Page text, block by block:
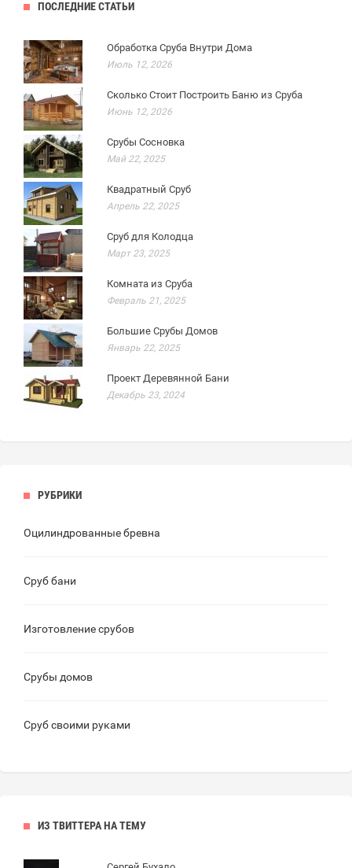
ПОСЛЕДНИЕ СТАТЬИ
Обработка Сруба Внутри Дома
Июль 12, 2026
Сколько Стоит Построить Баню из Сруба
Июнь 12, 2026
Срубы Сосновка
Май 22, 2025
Квадратный Сруб
Апрель 22, 2025
Сруб для Колодца
Март 23, 2025
Комната из Сруба
Февраль 21, 2025
Большие Срубы Домов
Январь 22, 2025
Проект Деревянной Бани
Декабрь 23, 2024
РУБРИКИ
Оцилиндрованные бревна
Сруб бани
Изготовление срубов
Срубы домов
Сруб своими руками
ИЗ ТВИТТЕРА НА ТЕМУ